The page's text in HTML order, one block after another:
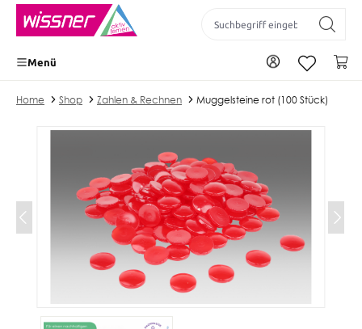
springen
Zu Ihrem Konto
Menü
Home Shop Zahlen & Rechnen Muggelsteine rot (100 Stück)